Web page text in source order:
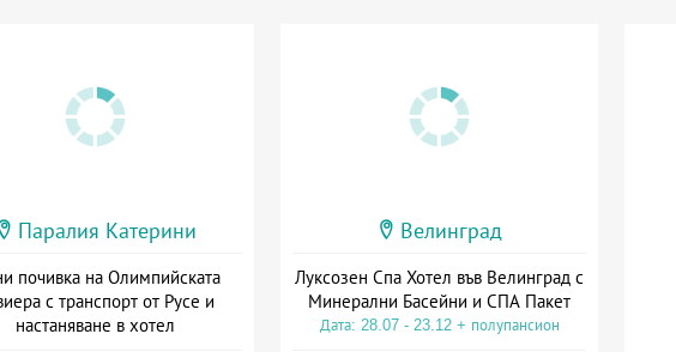
Паралия Катерини
почивка на Олимпийската
с транспорт от Русе и
настаняване в хотел
Велинград
Луксозен Спа Хотел във Велинград с
Минерални Басейни и СПА Пакет
Дата: 28.07 - 23.12 + полупансион